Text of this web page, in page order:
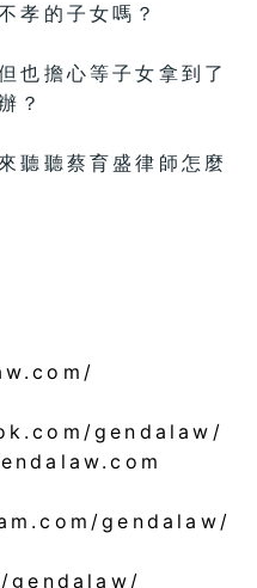
孝的子女嗎？
也擔心等子女拿到了
？
聽聽蔡育盛律師怎麼
gendalaw/
gendalaw/